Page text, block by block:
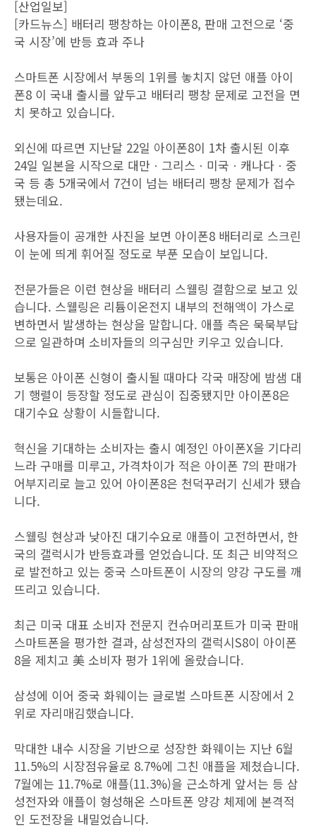
[산업일보]
[카드뉴스] 배터리 팽창하는 아이폰8, 판매 고전으로 ‘중
국 시장’에 반등 효과 주나
스마트폰 시장에서 부동의 1위를 놓치지 않던 애플 아이
폰8 이 국내 출시를 앞두고 배터리 팽창 문제로 고전을 면
치 못하고 있습니다.
외신에 따르면 지난달 22일 아이폰8이 1차 출시된 이후
24일 일본을 시작으로 대만ㆍ그리스ㆍ미국ㆍ캐나다ㆍ중
국 등 총 5개국에서 7건이 넘는 배터리 팽창 문제가 접수
됐는데요.
사용자들이 공개한 사진을 보면 아이폰8 배터리로 스크린
이 눈에 띄게 휘어질 정도로 부푼 모습이 보입니다.
전문가들은 이런 현상을 배터리 스웰링 결함으로 보고 있
습니다. 스웰링은 리튬이온전지 내부의 전해액이 가스로
변하면서 발생하는 현상을 말합니다. 애플 측은 묵묵부답
으로 일관하며 소비자들의 의구심만 키우고 있습니다.
보통은 아이폰 신형이 출시될 때마다 각국 매장에 밤샘 대
기 행렬이 등장할 정도로 관심이 집중됐지만 아이폰8은
대기수요 상황이 시들합니다.
혁신을 기대하는 소비자는 출시 예정인 아이폰X을 기다리
느라 구매를 미루고, 가격차이가 적은 아이폰 7의 판매가
어부지리로 늘고 있어 아이폰8은 천덕꾸러기 신세가 됐습
니다.
스웰링 현상과 낮아진 대기수요로 애플이 고전하면서, 한
국의 갤럭시가 반등효과를 얻었습니다. 또 최근 비약적으
로 발전하고 있는 중국 스마트폰이 시장의 양강 구도를 깨
뜨리고 있습니다.
최근 미국 대표 소비자 전문지 컨슈머리포트가 미국 판매
스마트폰을 평가한 결과, 삼성전자의 갤럭시S8이 아이폰
8을 제치고 美 소비자 평가 1위에 올랐습니다.
삼성에 이어 중국 화웨이는 글로벌 스마트폰 시장에서 2
위로 자리매김했습니다.
막대한 내수 시장을 기반으로 성장한 화웨이는 지난 6월
11.5%의 시장점유율로 8.7%에 그친 애플을 제쳤습니다.
7월에는 11.7%로 애플(11.3%)을 근소하게 앞서는 등 삼
성전자와 애플이 형성해온 스마트폰 양강 체제에 본격적
인 도전장을 내밀었습니다.